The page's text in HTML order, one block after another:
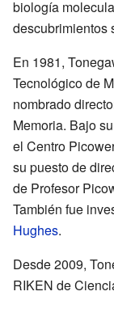
biología
descubrimientos
En 1981,
Tecnológico de
nombrado
Memoria. Bajo
el Centro
su puesto de
de Profesor
También fue
Hughes.
Desde 2009,
RIKEN de